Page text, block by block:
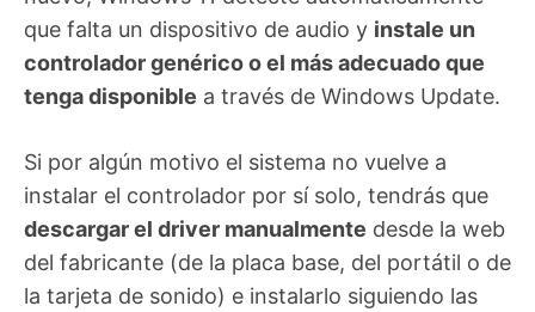
que falta un dispositivo de audio y instale un
controlador genérico o el más adecuado que
tenga disponible a través de Windows Update.
Si por algún motivo el sistema no vuelve a
instalar el controlador por sí solo, tendrás que
descargar el driver manualmente desde la web
del fabricante (de la placa base, del portátil o de
la tarjeta de sonido) e instalarlo siguiendo las